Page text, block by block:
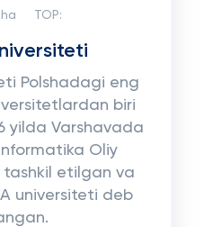
TOP:
Polshadagi eng
biri
yilda Varshavada
Oliy
etilgan va
universiteti deb